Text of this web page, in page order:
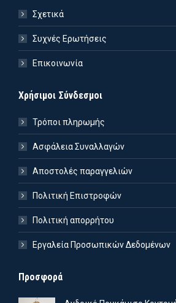
Σχετικά
Συχνές Ερωτήσεις
Επικοινωνία
Χρήσιμοι Σύνδεσμοι
Τρόποι πληρωμής
Ασφάλεια Συναλλαγών
Αποστολές παραγγελιών
Πολιτική Επιστροφών
Πολιτική απορρήτου
Εργαλεία Προσωπικών Δεδομένων
Προσφορά